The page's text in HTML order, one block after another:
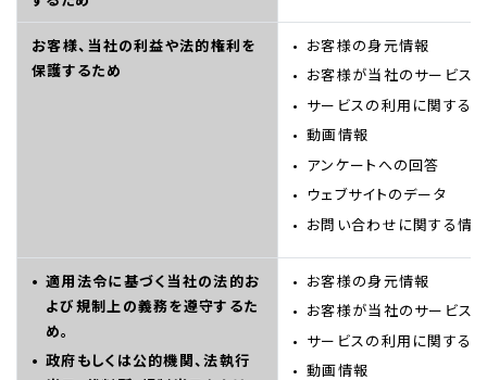
お客様、当社の利益や法的権利を
保護するため
お客様の身元情報
お客様が当社のサービス
サービスの利用に関する
動画情報
アンケートへの回答
ウェブサイトのデータ
お問い合わせに関する情
適用法令に基づく当社の法的お
よび規制上の義務を遵守するた
め。
政府もしくは公的機関、法執行
お客様の身元情報
お客様が当社のサービス
サービスの利用に関する
動画情報